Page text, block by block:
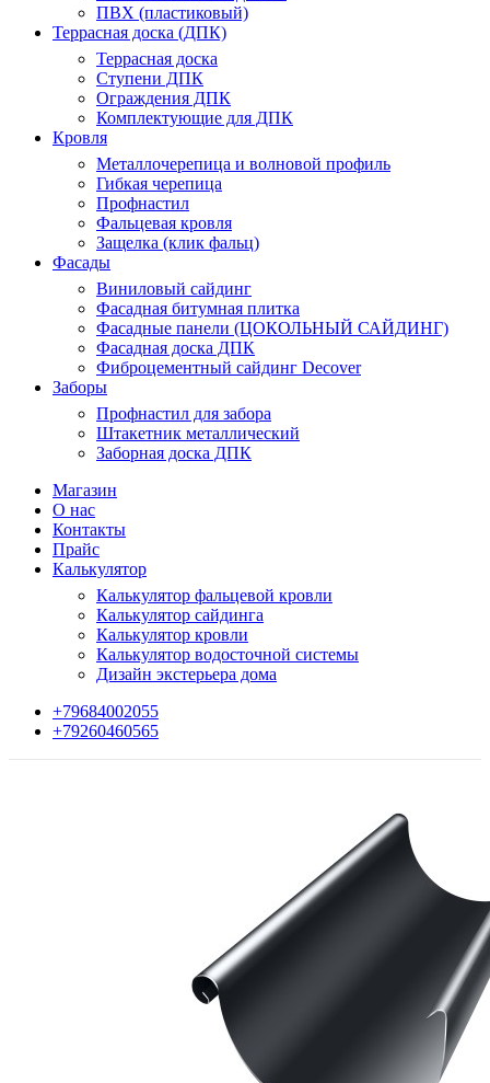
ПВХ (пластиковый)
Террасная доска (ДПК)
Террасная доска
Ступени ДПК
Ограждения ДПК
Комплектующие для ДПК
Кровля
Металлочерепица и волновой профиль
Гибкая черепица
Профнастил
Фальцевая кровля
Защелка (клик фальц)
Фасады
Виниловый сайдинг
Фасадная битумная плитка
Фасадные панели (ЦОКОЛЬНЫЙ САЙДИНГ)
Фасадная доска ДПК
Фиброцементный сайдинг Decover
Заборы
Профнастил для забора
Штакетник металлический
Заборная доска ДПК
Магазин
О нас
Контакты
Прайс
Калькулятор
Калькулятор фальцевой кровли
Калькулятор сайдинга
Калькулятор кровли
Калькулятор водосточной системы
Дизайн экстерьера дома
+79684002055
+79260460565